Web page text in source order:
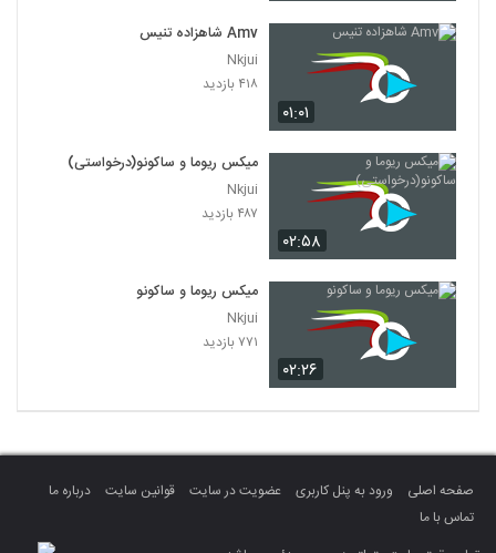
۰۱:۰۱
Amv شاهزاده تنیس
Nkjui
۴۱۸ بازدید
۰۲:۵۸
میکس ریوما و ساکونو(درخواستی)
Nkjui
۴۸۷ بازدید
۰۲:۲۶
میکس ریوما و ساکونو
Nkjui
۷۷۱ بازدید
صفحه اصلی ورود به پنل کاربری عضویت در سایت قوانین سایت
درباره ما
تماس با ما